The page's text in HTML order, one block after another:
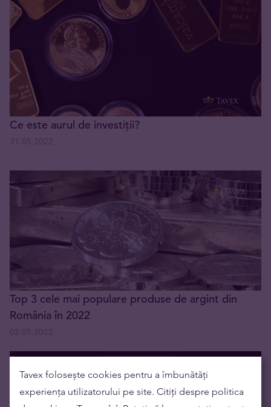
Ce este aurul de investiții?
Top 3 cele mai populare produse de argint din
România în 2022
Tavex folosește cookies pentru a îmbunătăți
experiența utilizatorului pe site. Citiți despre politica